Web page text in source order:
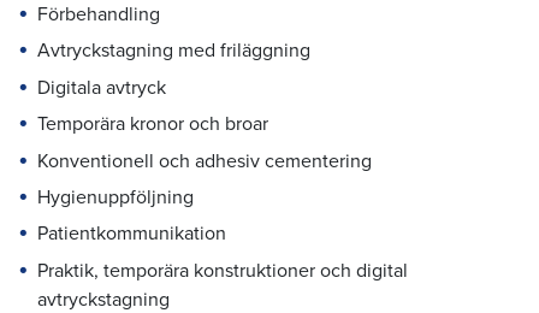
Förbehandling
Avtryckstagning med friläggning
Digitala avtryck
Temporära kronor och broar
Konventionell och adhesiv cementering
Hygienuppföljning
Patientkommunikation
Praktik, temporära konstruktioner och digital
avtryckstagning